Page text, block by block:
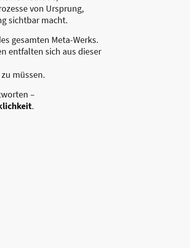
von Ursprung,
sichtbar macht.
gesamten Meta-Werks.
entfalten sich aus dieser
müssen.
–
.